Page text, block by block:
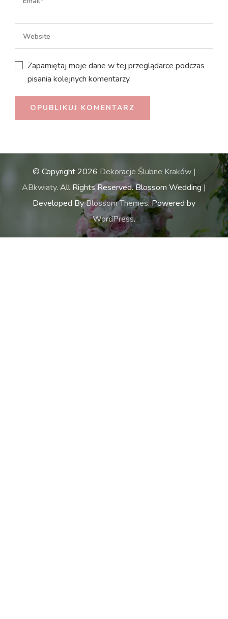
Zapamiętaj moje dane w tej przeglądarce podczas
pisania kolejnych komentarzy.
© Copyright 2026 Dekoracje Ślubne Kraków |
ABkwiaty. All Rights Reserved.Blossom Wedding |
Developed ByBlossom Themes. Powered by
WordPress.